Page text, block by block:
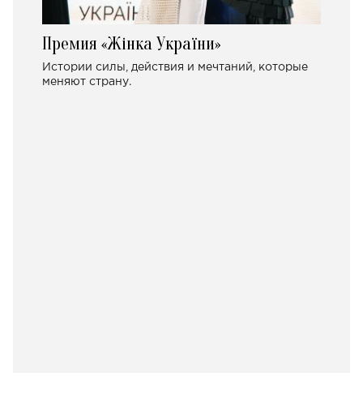
Премия «Жінка України»
Истории силы, действия и мечтаний, которые
меняют страну.